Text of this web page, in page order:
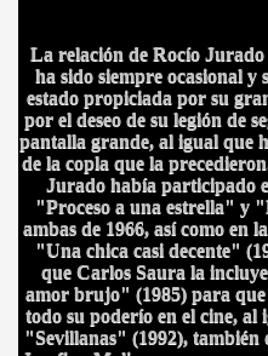
La relación de Rocío
ha sido siempre ocasional
estado propiciada por su
por el deseo de su legión de
pantalla grande, al igual que
de la copla que la
Jurado había participado
"Proceso a una estrella" y
ambas de 1966, así como en
"Una chica casi decente"
que Carlos Saura la
amor brujo" (1985) para
todo su poderío en el cine, al
"Sevillanas" (1992), también